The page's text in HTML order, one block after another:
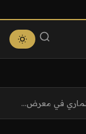
في معرض...